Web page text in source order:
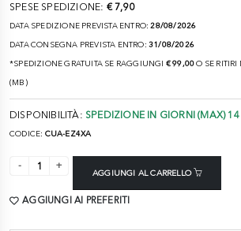
SPESE SPEDIZIONE: € 7,90
DATA SPEDIZIONE PREVISTA ENTRO:28/08/2026
DATA CONSEGNA PREVISTA ENTRO: 31/08/2026
*SPEDIZIONE GRATUITA SE RAGGIUNGI € 99,00O SE RITIRI
(MB)
DISPONIBILITÀ: SPEDIZIONE IN GIORNI (MAX) 14
CODICE: CUA-EZ4XA
AGGIUNGI AL CARRELLO
AGGIUNGI AI PREFERITI